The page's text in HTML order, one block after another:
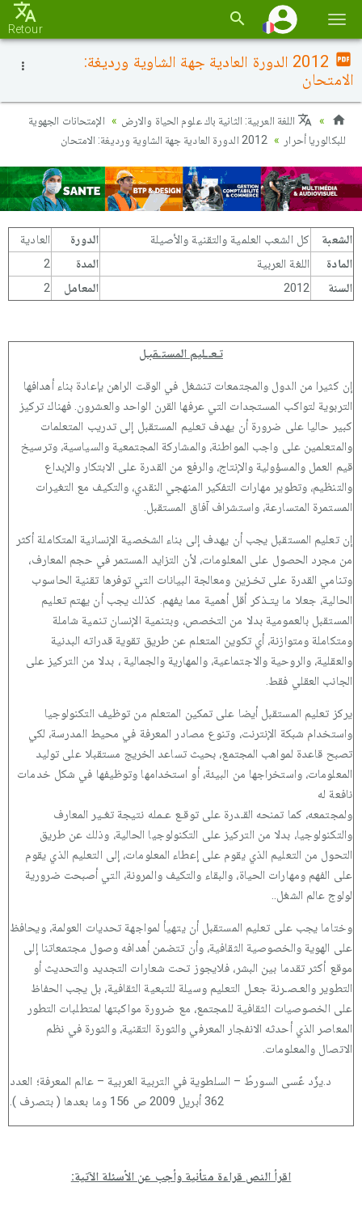
la
Retour
2012 الدورة العادية جهة الشاوية ورديغة:
الامتحان
اللغة العربية: الثانية باك علوم الحياة والارض
الإمتحانات الجهوية
للبكالوريا أحرار
2012 الدورة العادية جهة الشاوية ورديغة: الامتحان
الشعبة كل الشعب العلمية والتقنية والأصيلة الدورة
العادية
المادة
اللغة العربية المدة
2
السنة
2012 المعامل 2
تـعــليم المستـقبـل
إن كثيرا من الدول والمجتمعات تنشغل في الوقت الراهن بإعادة بناء أهدافها
التربوية لتواكب المستجدات التي عرفها القرن الواحد والعشرون. فهناك تركيز
كبير حاليا على ضرورة أن يهدف تعليم المستقبل إلى تدريب المتعلمات
والمتعلمين على واجب المواطنة، والمشاركة المجتمعية والسياسية، وترسيخ
قيم العمل والمسؤولية والإنتاج، والرفع من القدرة على الابتكار والإبداع
والتنظيم، وتطوير مهارات التفكير المنهجي النقدي، والتكيف مع التغيرات
المستمرة المتسارعة، واستشراف آفاق المستقبل.
إن تعليم المستقبل يجب أن يهدف إلى بناء الشخصية الإنسانية المتكاملة أكثر
من مجرد الحصول على المعلومات، لأن التزايد المستمر في حجم المعارف،
وتنامي القدرة على تخـزين ومعالجة البيانات التي توفرها تقنية الحاسوب
الحالية، جعلا ما يتـذكر أقل أهمية مما يفهم. كذلك يجب أن يهتم تعليم
المستقبل بالعمومية بدلا من التخصص، وبتنمية الإنسان تنمية شاملة
ومتكاملة ومتوازنة، أي تكوين المتعلم عن طريق تقوية قدراته البدنية
والعقلية، والروحية والاجتماعية، والمهارية والجمالية ، بدلا من التركيز على
الجانب العقلي فقط.
يركز تعليم المستقبل أيضا على تمكين المتعلم من توظيف التكنولوجيا
واستخدام شبكة الإنترنت، وتنوع مصادر المعرفة في محيط المدرسة، لكي
تصبح قاعدة لمواهب المجتمع، بحيث تساعد الخريج مستقبلا على توليد
المعلومات، واستخراجها من البيئة، أو استخدامها وتوظيفها في شكل خدمات
نافعة له
ولمجتمعه، كما تمنحه القـدرة على توقـع عـمله نتيجة تغـير المعارف
والتكنولوجيا، بدلا من التركيز على التكنولوجيا الحالية، وذلك عن طريق
التحول من التعليم الذي يقوم على إعطاء المعلومات، إلى التعليم الذي يقوم
على الفهم ومهارات الحياة، والبقاء والتكيف والمرونة، التي أصبحت ضرورية
لولوج عالم الشغل..
وختاما يجب على تعليم المستقبل أن يتهيأ لمواجهة تحديات العولمة، ويحافظ
على الهوية والخصوصية الثقافية، وأن تتضمن أهدافه وصول مجتمعاتنا إلى
موقع أكثر تقدما بين البشر، فلايجوز تحت شعارات التجديد والتحديث أو
التطوير والعـصـرنة جعـل التعليم وسيلة للتبعية الثقافية، بل يجب الحفاظ
على الخصوصيات الثقافية للمجتمع، مع ضرورة مواكبتها لمتطلبات التطور
المعاصر الذي أحدثه الانفجار المعرفي والثورة التقنية، والثورة في نظم
الاتصال والمعلومات.
د.يزٌد عٌسى السورطً – السلطوية في التربية العربية – عالم المعرفة؛ العدد
362 أبريل 2009 ص 156 وما بعدها ( بتصرف ).
اقرأ النص قراءة متأنية وأجب عن الأسئلة الآتية: